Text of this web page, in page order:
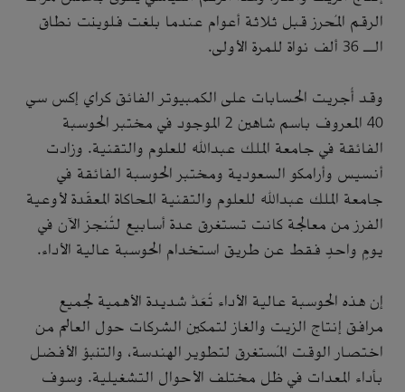
الرقم المُحرز قبل ثلاثة أعوام عندما بلغت فلوينت نطاق
الـ 36 ألف نواة للمرة الأولى.
وقد أُجريت الحسابات على الكمبيوتر الفائق كراي إكس سي
40 المعروف باسم شاهين 2 الموجود في مختبر الحوسبة
الفائقة في جامعة الملك عبدالله للعلوم والتقنية. وزادت
أنسيس وأرامكو السعودية ومختبر الحوسبة الفائقة في
جامعة الملك عبدالله للعلوم والتقنية المحاكاة المعقّدة لأوعية
الفرز من معالجة كانت تستغرق عدة أسابيع لتُنجز الآن في
يومٍ واحدٍ فقط عن طريق استخدام الحوسبة عالية الأداء.
إن هذه الحوسبة عالية الأداء تُعَدُّ شديدة الأهمية لجميع
مرافق إنتاج الزيت والغاز لتمكين الشركات حول العالم من
اختصار الوقت المُستغرق لتطوير الهندسة، والتنبؤ الأفضل
بأداء المعدات في ظل مختلف الأحوال التشغيلية. وسوف